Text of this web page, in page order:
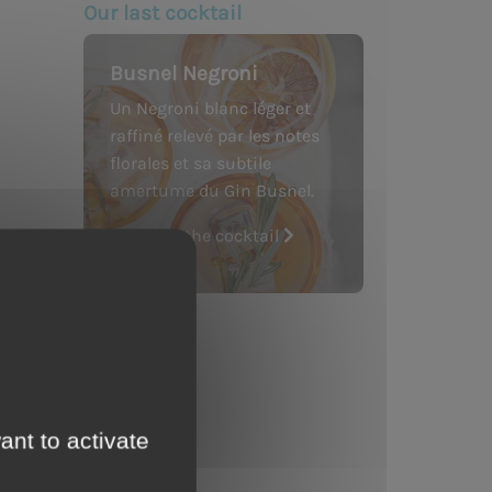
Our last cocktail
Busnel Negroni
Un Negroni blanc léger et
raffiné relevé par les notes
florales et sa subtile
amertume du Gin Busnel.
See the cocktail
to activate